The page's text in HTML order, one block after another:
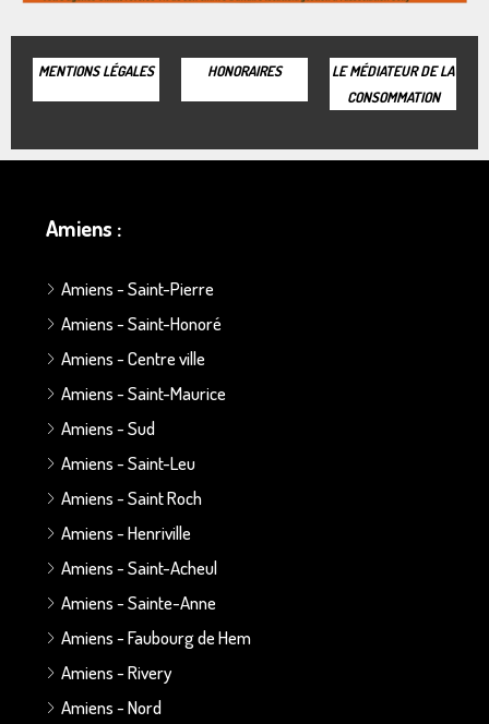
MENTIONS LÉGALES HONORAIRES
LE MÉDIATEUR DE LA
CONSOMMATION
Amiens :
Amiens - Saint-Pierre
Amiens - Saint-Honoré
Amiens - Centre ville
Amiens - Saint-Maurice
Amiens - Sud
Amiens - Saint-Leu
Amiens - Saint Roch
Amiens - Henriville
Amiens - Saint-Acheul
Amiens - Sainte-Anne
Amiens - Faubourg de Hem
Amiens - Rivery
Amiens - Nord